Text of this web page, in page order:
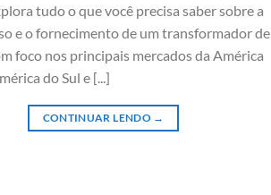
tudo o que você precisa saber sobre a
e o fornecimento de um transformador de
foco nos principais mercados da América
do Sul e [...]
CONTINUAR LENDO →